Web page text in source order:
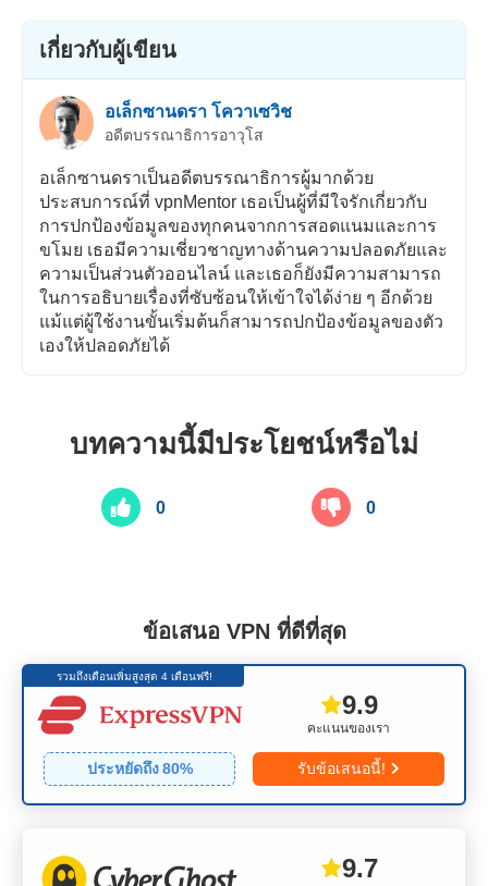
เกี่ยวกับผู้เขียน
อเล็กซานดรา โควาเซวิช
อดีตบรรณาธิการอาวุโส
อเล็กซานดราเป็นอดีตบรรณาธิการผู้มากด้วย
ประสบการณ์ที่ vpnMentor เธอเป็นผู้ที่มีใจรักเกี่ยวกับ
การปกป้องข้อมูลของทุกคนจากการสอดแนมและการ
ขโมย เธอมีความเชี่ยวชาญทางด้านความปลอดภัยและ
ความเป็นส่วนตัวออนไลน์ และเธอก็ยังมีความสามารถ
ในการอธิบายเรื่องที่ซับซ้อนให้เข้าใจได้ง่าย ๆ อีกด้วย
แม้แต่ผู้ใช้งานขั้นเริ่มต้นก็สามารถปกป้องข้อมูลของตัว
เองให้ปลอดภัยได้
บทความนี้มีประโยชน์หรือไม่
0 0
ข้อเสนอ VPN ที่ดีที่สุด
รวมถึงเดือนเพิ่มสูงสุด 4 เดือนฟรี!
คะแนนของเรา
9.9
ประหยัดถึง 80% รับข้อเสนอนี้!
9.7